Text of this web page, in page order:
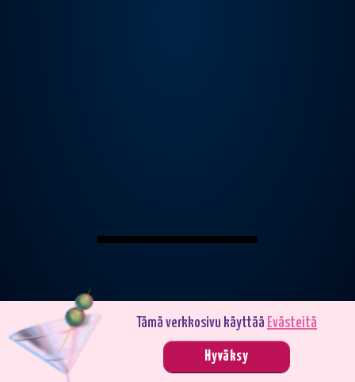
Pelaa demotilassa. Oikealla rahalla pelaaminen on jännittävämpää.
Tämä verkkosivu käyttää Evästeitä
Hyväksy